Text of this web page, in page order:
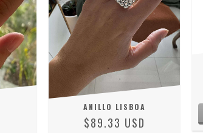
ANILLO LISBOA
$89.33 USD